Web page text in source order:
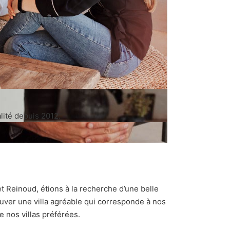
depuis 2012.
étions à la recherche d’une belle
une villa agréable qui corresponde à nos
nos villas préférées.